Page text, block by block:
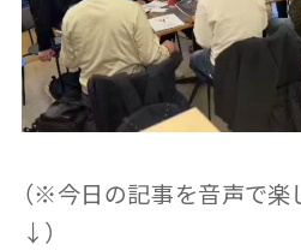
（※今日の記事を音声で楽
↓）